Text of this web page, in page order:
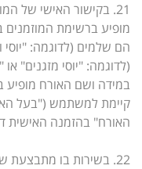
21. בקישור האישי של
מופיע ברשימת
הם שלמים (לדוגמה: "יוסי
(לדוגמה: "יוסי מזגנים"
במידה ושם האורח מופיע
קיימת למשתמש ("בעל
האורח" בהזמנה האישית